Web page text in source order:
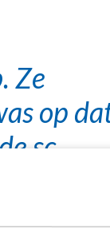
Ze
op
sc
die